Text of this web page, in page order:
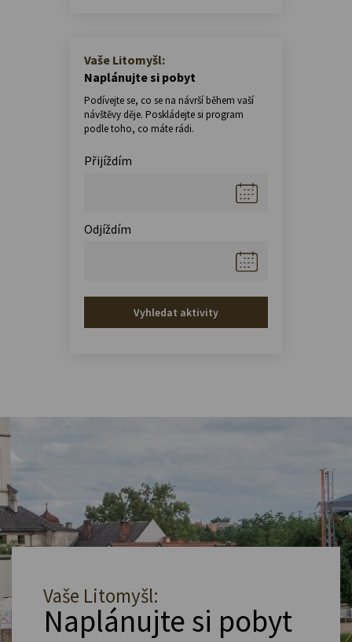
Vaše Litomyšl:
Naplánujte si pobyt
Podívejte se, co se na návrší během vaší
návštěvy děje. Poskládejte si program
podle toho, co máte rádi.
Přijíždím
Odjíždím
Vyhledat aktivity
Vaše Litomyšl:
Naplánujte si pobyt